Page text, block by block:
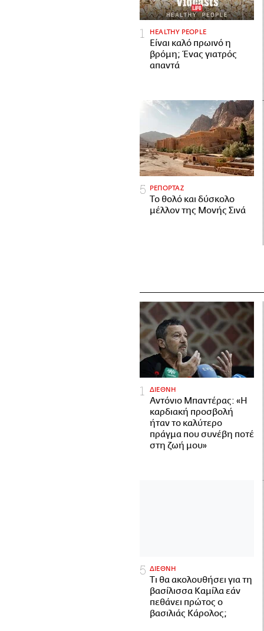
HEALTHY PEOPLE
Είναι καλό πρωινό η
βρόμη; Ένας γιατρός
απαντά
ΡΕΠΟΡΤΑΖ
Το θολό και δύσκολο
μέλλον της Μονής Σινά
ΔΙΕΘΝΗ
Αντόνιο Μπαντέρας: «Η
καρδιακή προσβολή
ήταν το καλύτερο
πράγμα που συνέβη ποτέ
στη ζωή μου»
ΔΙΕΘΝΗ
Τι θα ακολουθήσει για τη
βασίλισσα Καμίλα εάν
πεθάνει πρώτος ο
βασιλιάς Κάρολος;